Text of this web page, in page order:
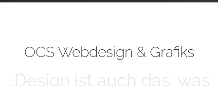
OCS Webdesign & Grafiks